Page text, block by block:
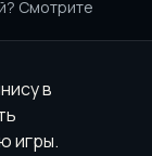
Смотрите
в
игры.